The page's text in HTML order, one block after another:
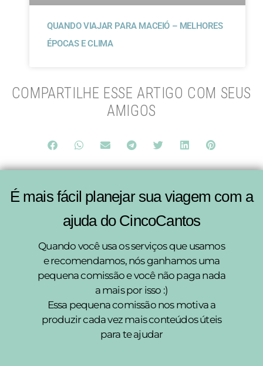
QUANDO VIAJAR PARA MACEIÓ – MELHORES
ÉPOCAS E CLIMA
COMPARTILHE ESSE ARTIGO COM SEUS
AMIGOS
É mais fácil planejar sua viagem com a
ajuda do CincoCantos
Quando você usa os serviços que usamos
e recomendamos, nós ganhamos uma
pequena comissão e você não paga nada
a mais por isso :)
Essa pequena comissão nos motiva a
produzir cada vez mais conteúdos úteis
para te ajudar